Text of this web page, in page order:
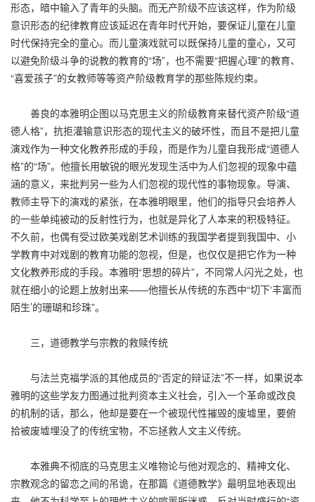
形态，暗中输入了青年的头脑。而无产阶级不应该这样，作为阶级
意识形态的纪律教育应该延迟在青年时代开始，要保证儿童在儿童
时代保持完全的童心。而儿童演戏就可以既保持儿童的童心，又可
以避免阶级斗争的说教的教育的“场”，也不需要“把握心理”的教育、
“喜爱孩子”的女教师等等资产阶级教育学的那些陈规约束。
善良的本雅明企图以马克思主义的阶级教育来替代资产阶级“道
德人格”，抗拒灌输意识形态的现代主义的破坏性，而且不是把儿童
演戏作为一种文化教养形成的手段，而是作为儿童自我形成“道德人
格”的“场”。他擅长用敏锐的眼光发现生活中为人们忽视的现象中蕴
涵的意义，来批判另一些为人们忽视的现代性的事物现象。导演、
教师主导下的演戏的紧张，在本雅明眼里，他们的指导只会培养人
的一些单纯被动的反射性行为，也就是异化了人本来的积极特征。
不久前，也偶有受过欧美戏剧艺术训练的我国学者提到我国中、小
学教育中对戏剧的教育功能的忽视，但是，也仅仅是把它作为一种
文化教养形成的手段。本雅明“思想的碎片”，不同常人闪光之处，也
就在细小的论题上放射出来——他擅长从传统的东西中“切下‘丰富而
陌生’的珊瑚和珍珠”。
三，道德教学与宗教的救赎传统
与法兰克福学派的其他成员的“否定的辩证法”不一样，如果说本
雅明的这些学友力图通过批判资本主义社会，引入一个革命或改良
的机制的话，那么，他却是要在一个被现代性摧毁的废墟里，要俯
拾被废墟埋没了的传统宝物，不忘拯救人文主义传统。
本雅典不彻底的马克思主义唯物论与他对观念的、精神文化、
宗教观念的留恋之间的吊诡，在那篇《道德教学》最明显地表现出